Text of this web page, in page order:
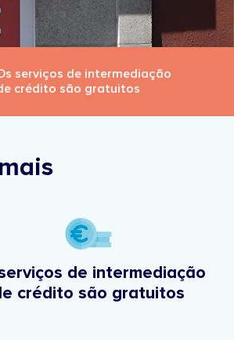
serviços de intermediação
crédito são gratuitos
de intermediação
crédito são gratuitos